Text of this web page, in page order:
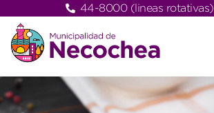
44-8000 (lineas rotativas)